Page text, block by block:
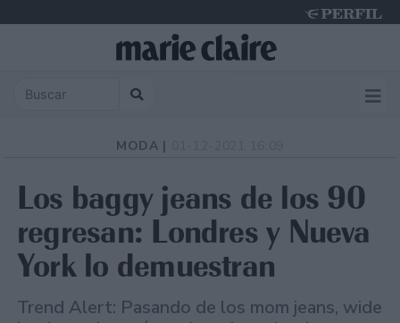
MODA |
Los baggy jeans de los 90
regresan: Londres y Nueva
York lo demuestran
Trend Alert: Pasando de los mom jeans, wide